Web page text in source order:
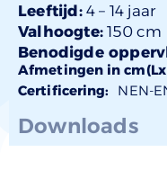
Leeftijd:4 – 14 jaar
Valhoogte: 150 cm
Benodigde
Afmetingen in
Certificering: NEN-
Downloads